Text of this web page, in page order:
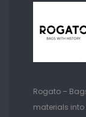
Rogato –
materials